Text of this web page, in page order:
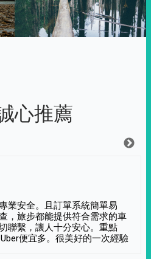
心推薦
業安全。且訂單系統簡單易
，旅步都能提供符合需求的車
聯繫，讓人十分安心。重點
便宜多。很美好的一次經驗